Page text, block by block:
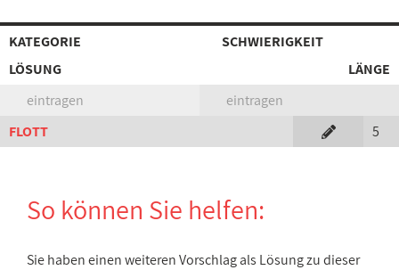
KATEGORIE
SCHWIERIGKEIT
LÖSUNG
LÄNGE
eintragen
eintragen
FLOTT
5
So können Sie helfen:
Sie haben einen weiteren Vorschlag als Lösung zu dieser